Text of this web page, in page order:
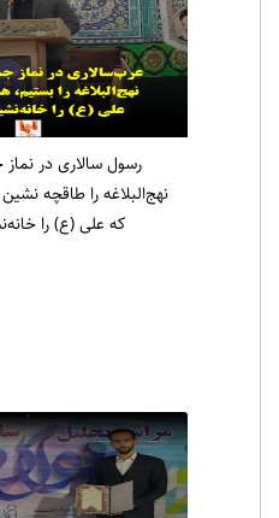
رسول سالاری در
نهج‌البلاغه را طاقچه
که علی (ع) را